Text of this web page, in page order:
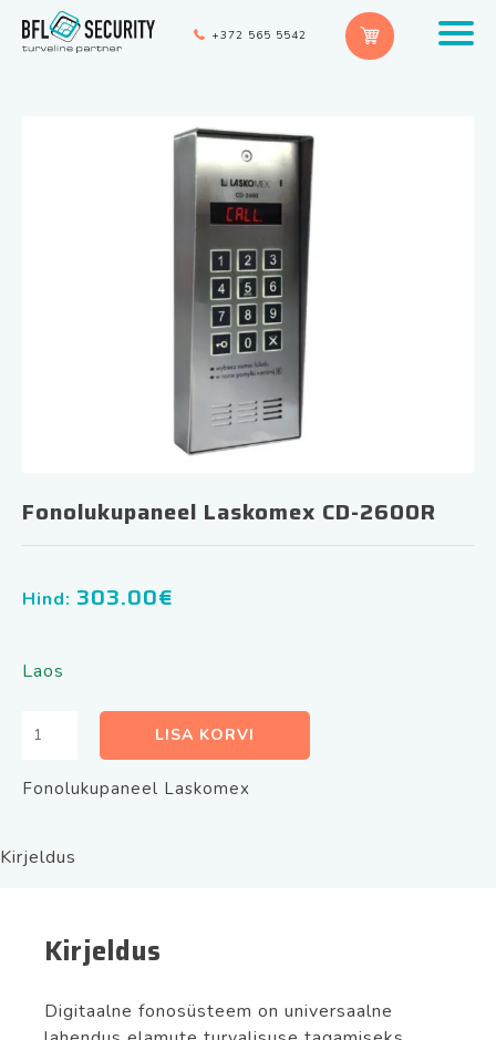
+372 565 5542
Fonolukupaneel Laskomex CD-2600R
Hind: 303.00€
Laos
Fonolukupaneel
Laskomex
CD-
LISA KORVI
Fonolukupaneel Laskomex
Kirjeldus
Kirjeldus
Digitaalne fonosüsteem on universaalne